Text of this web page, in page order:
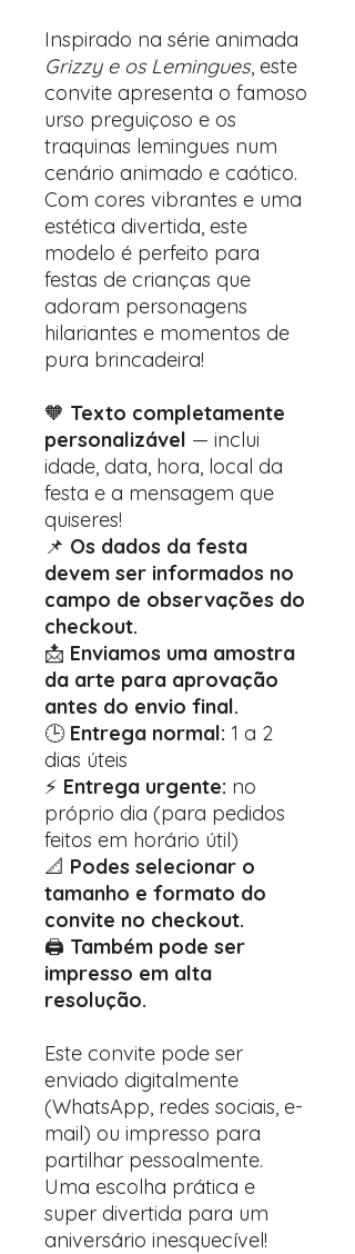
Inspirado na série animada
Grizzy e os Lemingues, este
convite apresenta o famoso
urso preguiçoso e os
traquinas lemingues num
cenário animado e caótico.
Com cores vibrantes e uma
estética divertida, este
modelo é perfeito para
festas de crianças que
adoram personagens
hilariantes e momentos de
pura brincadeira!
🧡 Texto completamente
personalizável — inclui
idade, data, hora, local da
festa e a mensagem que
quiseres!
📌 Os dados da festa
devem ser informados no
campo de observações do
checkout.
📩 Enviamos uma amostra
da arte para aprovação
antes do envio final.
🕒 Entrega normal: 1 a 2
dias úteis
⚡ Entrega urgente: no
próprio dia (para pedidos
feitos em horário útil)
📐 Podes selecionar o
tamanho e formato do
convite no checkout.
🖨️ Também pode ser
impresso em alta
resolução.
Este convite pode ser
enviado digitalmente
(WhatsApp, redes sociais, e-
mail) ou impresso para
partilhar pessoalmente.
Uma escolha prática e
super divertida para um
aniversário inesquecível!